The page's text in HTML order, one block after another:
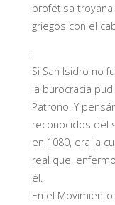
profetisa
griegos con el
I
Si San Isidro no
la burocracia
Patrono. Y
reconocidos del
en 1080, era la
real que,
él.
En el Movimiento